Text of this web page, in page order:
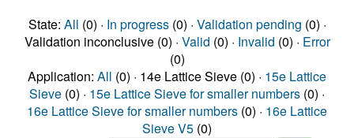
State: All (0) · In progress(0) · Validation pending (0) ·
Validation inconclusive (0) · Valid (0) · Invalid (0) · Error
(0)
Application: All (0) · 14e Lattice Sieve (0) · 15e Lattice
Sieve (0) · 15e Lattice Sieve for smaller numbers (0) ·
16e Lattice Sieve for smaller numbers (0) · 16e Lattice
Sieve V5 (0)